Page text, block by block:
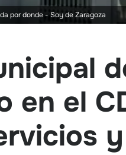
por donde- Soy de Zaragoza
en el